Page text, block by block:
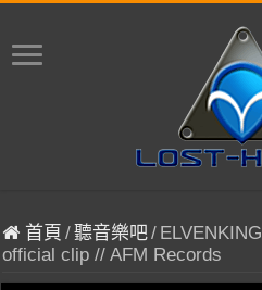
首頁 /聽音樂吧/
official clip // AFM Records